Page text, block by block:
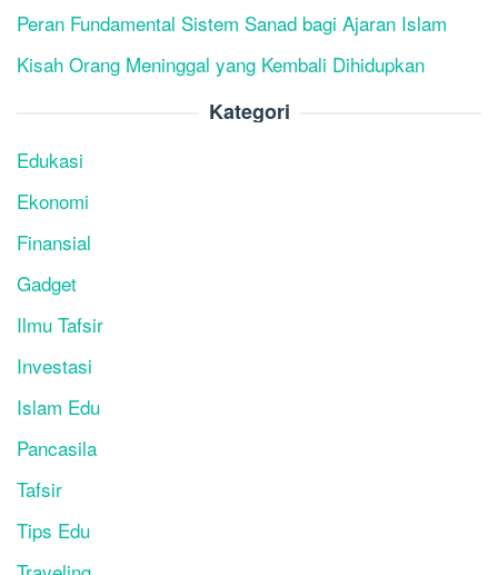
Peran Fundamental Sistem Sanad bagi Ajaran Islam
Kisah Orang Meninggal yang Kembali Dihidupkan
Kategori
Edukasi
Ekonomi
Finansial
Gadget
Ilmu Tafsir
Investasi
Islam Edu
Pancasila
Tafsir
Tips Edu